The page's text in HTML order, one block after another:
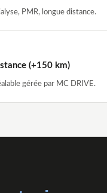
PMR, longue distance.
(+150 km)
gérée par MC DRIVE.